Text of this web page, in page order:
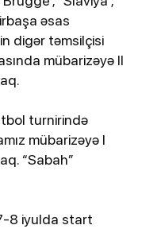
əsas
digər təmsilçisi
mübarizəyə II
turnirində
mübarizəyə I
“Sabah”
8 iyulda start